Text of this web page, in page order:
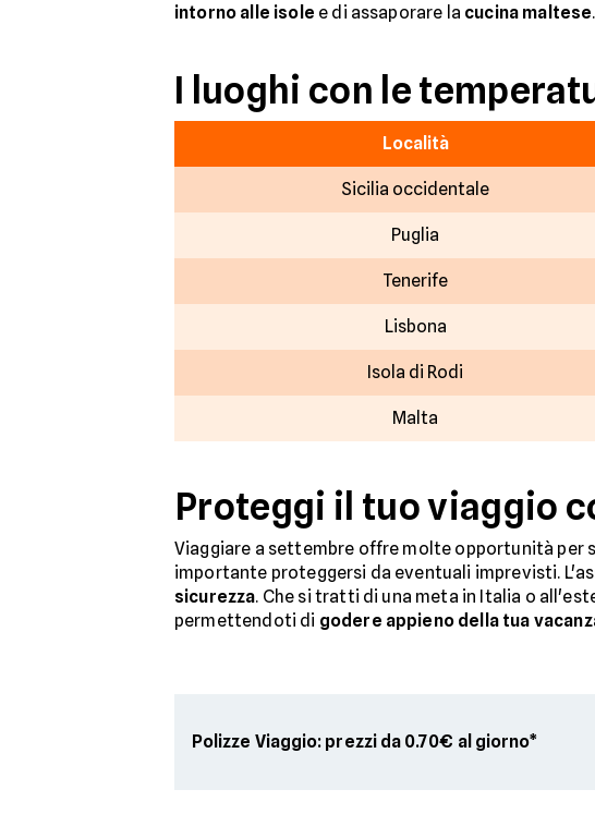
intorno alle isole e di assaporare la cucina maltese.
I luoghi con le
Località
Sicilia occidentale
Puglia
Tenerife
Lisbona
Isola di Rodi
Malta
Proteggi il tuo viaggio
Viaggiare a settembre offre molte opportunità per
importante proteggersi da eventuali imprevisti.
sicurezza. Che si tratti di una meta in Italia o
permettendoti di godere appieno della tua
Polizze Viaggio: prezzi da 0.70€ al giorno*